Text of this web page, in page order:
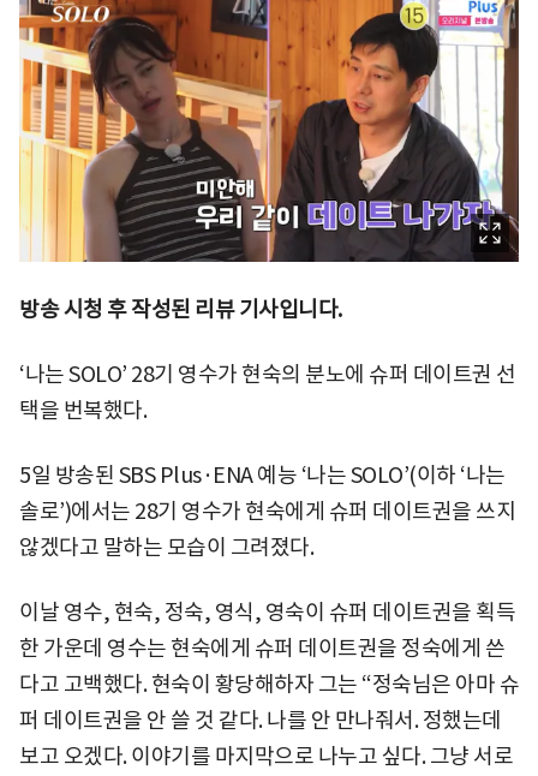
방송 시청 후 작성된 리뷰 기사입니다.
‘나는 SOLO’ 28기 영수가 현숙의 분노에 슈퍼 데이트권 선
택을 번복했다.
5일 방송된 SBS Plus·ENA 예능 ‘나는 SOLO’(이하 ‘나는
솔로’)에서는 28기 영수가 현숙에게 슈퍼 데이트권을 쓰지
않겠다고 말하는 모습이 그려졌다.
이날 영수, 현숙, 정숙, 영식, 영숙이 슈퍼 데이트권을 획득
한 가운데 영수는 현숙에게 슈퍼 데이트권을 정숙에게 쓴
다고 고백했다. 현숙이 황당해하자 그는 “정숙님은 아마 슈
퍼 데이트권을 안 쓸 것 같다. 나를 안 만나줘서. 정했는데
보고 오겠다. 이야기를 마지막으로 나누고 싶다. 그냥 서로